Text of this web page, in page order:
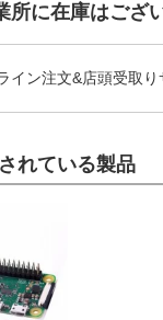
所に在庫はござ
イン注文&店頭受取り
れている製品